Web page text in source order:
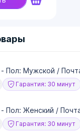
- Пол: Мужской /
Гарантия: 30 минут
- Пол: Женский /
Гарантия: 30 минут